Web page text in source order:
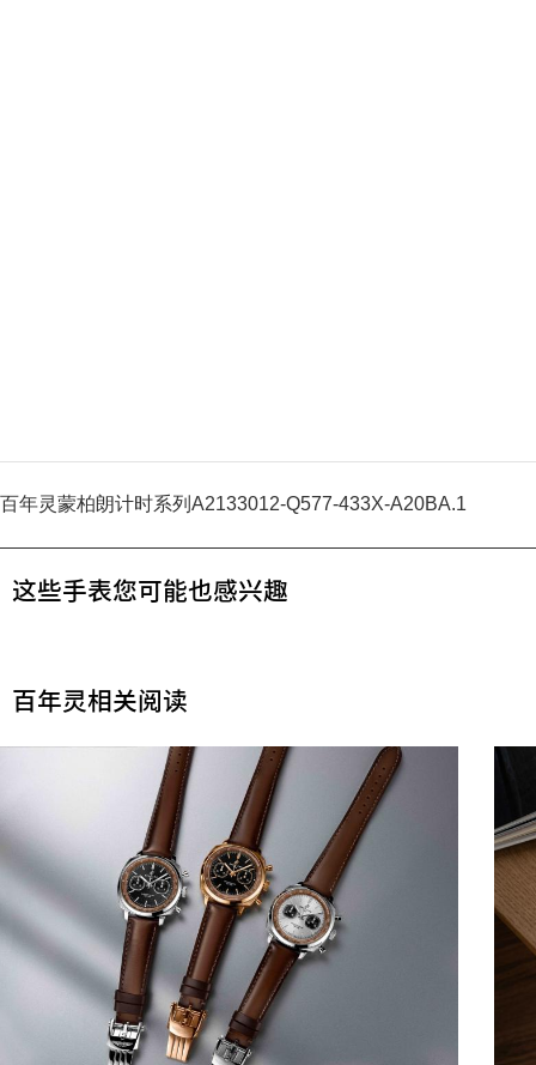
百年灵蒙柏朗计时系列A2133012-Q577-433X-A20BA.1
这些手表您可能也感兴趣
百年灵相关阅读